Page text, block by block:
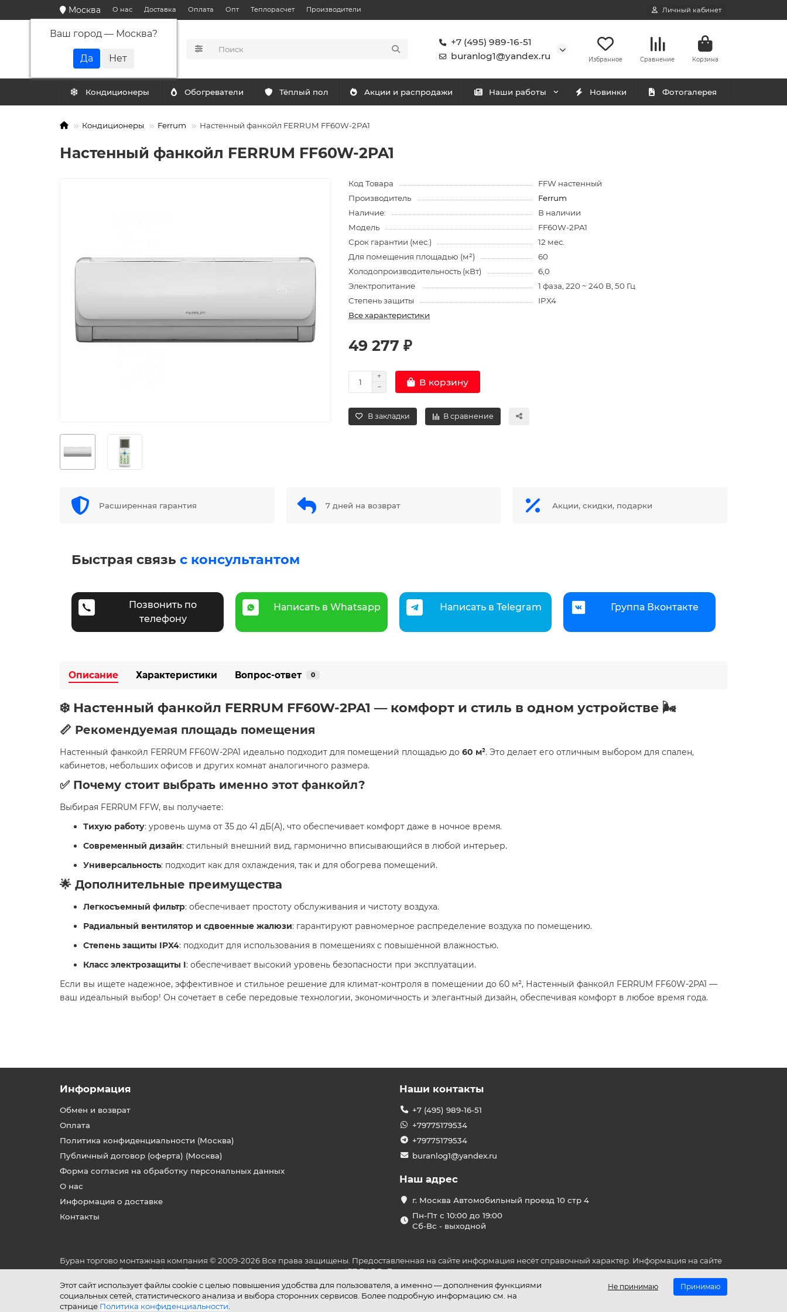
Москва
Ваш город — Москва?
О нас Доставка Оплата Опт Теплорасчет Производители Личный кабинет
+7 (495) 989-16-51
buranlog1@yandex.ru
Избранное Сравнение Корзина
Кондиционеры Обогреватели Тёплый пол Акции и распродажи Наши работы Новинки Фотогалерея
Кондиционеры Ferrum Настенный фанкойл FERRUM FF60W-2PA1
Настенный фанкойл FERRUM FF60W-2PA1
Код Товара
FFW настенный
Производитель
Ferrum
Наличие:
В наличии
Модель
FF60W-2PA1
Срок гарантии (мес.)
12 мес.
Для помещения площадью (м²)
60
Холодопроизводительность (кВт)
6,0
Электропитание
1 фаза, 220 ~ 240 В, 50 Гц
Степень защиты
IPX4
Все характеристики
49 277 ₽
В корзину
В закладки В сравнение
Расширенная гарантия 7 дней на возврат Акции, скидки, подарки
Быстрая связь с консультантом
Позвонить по
телефону
Написать в Whatsapp Написать в Telegram Группа Вконтакте
Описание Характеристики Вопрос-ответ 0
❄️ Настенный фанкойл FERRUM FF60W-2PA1 — комфорт и стиль в одном устройстве 🌬️
📏 Рекомендуемая площадь помещения
Настенный фанкойл FERRUM FF60W-2PA1 идеально подходит для помещений площадью до 60 м². Это делает его отличным выбором для спален,
кабинетов, небольших офисов и других комнат аналогичного размера.
✅ Почему стоит выбрать именно этот фанкойл?
Выбирая FERRUM FFW, вы получаете:
Тихую работу: уровень шума от 35 до 41 дБ(А), что обеспечивает комфорт даже в ночное время.
Современный дизайн: стильный внешний вид, гармонично вписывающийся в любой интерьер.
Универсальность: подходит как для охлаждения, так и для обогрева помещений.
🌟 Дополнительные преимущества
Легкосъемный фильтр: обеспечивает простоту обслуживания и чистоту воздуха.
Радиальный вентилятор и сдвоенные жалюзи: гарантируют равномерное распределение воздуха по помещению.
Степень защиты IPX4: подходит для использования в помещениях с повышенной влажностью.
Класс электрозащиты I: обеспечивает высокий уровень безопасности при эксплуатации.
Если вы ищете надежное, эффективное и стильное решение для климат-контроля в помещении до 60 м², Настенный фанкойл FERRUM FF60W-2PA1 —
ваш идеальный выбор! Он сочетает в себе передовые технологии, экономичность и элегантный дизайн, обеспечивая комфорт в любое время года.
Этот сайт использует файлы cookie с целью повышения удобства для пользователя, а именно — дополнения функциями
социальных сетей, статистического анализа и выбора сторонних сервисов. Более подробную информацию см. на
странице Политика конфиденциальности
Не принимаю Принимаю
Информация
Обмен и возврат
Оплата
Политика конфиденциальности (Москва)
Публичный договор (оферта) (Москва)
Форма согласия на обработку персональных данных
О нас
Информация о доставке
Контакты
Наши контакты
+7 (495) 989-16-51
+79775179534
+79775179534
buranlog1@yandex.ru
Наш адрес
г. Москва Автомобильный проезд 10 стр 4
Пн-Пт с 10:00 до 19:00
Сб-Вс - выходной
Буран торгово монтажная компания © 2009-2026 Все права защищены. Предоставленная на сайте информация несёт справочный характер. Информация на сайте
не является публичной офертой, определяемой положениями Статьи 437 ГК РФ. До оплаты товара удостоверьтесь во всех для вас важных характеристиках в товаре
и условиях его эксплуатации.